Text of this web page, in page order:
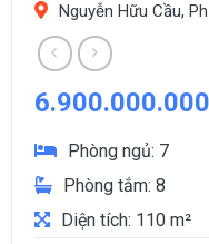
Nguyễn Hữu Cầu,
6.900.000.000
Phòng ngủ: 7
Phòng tắm: 8
Diện tích: 110 m²